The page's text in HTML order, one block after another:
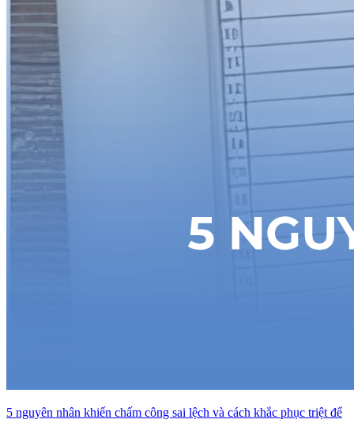
5 nguyên nhân khiến chấm công sai lệch và cách khắc phục triệt để